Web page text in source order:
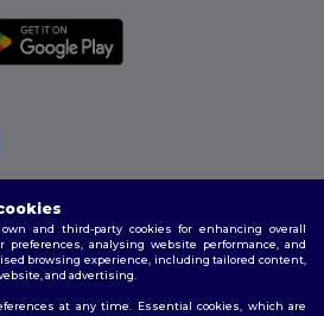
Policy
and third-party cookies for enhancing overall
analysing website performance, and
browsing experience, including tailored content,
and advertising.
at any time. Essential cookies, which are